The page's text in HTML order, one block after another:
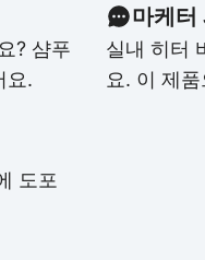
? 샴푸
요.
마케터
실내 히터
요. 이 제
도포